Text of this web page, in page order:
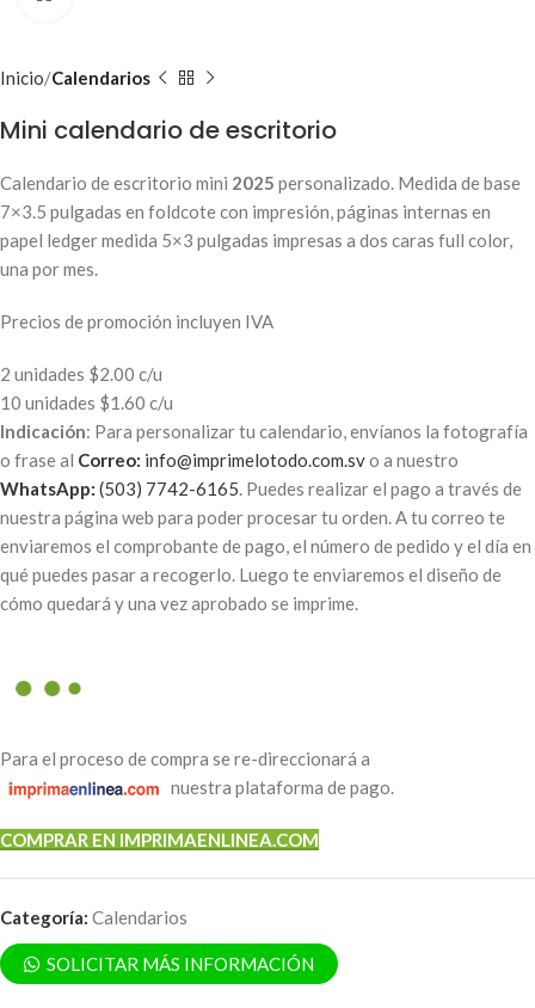
Inicio Calendarios
Mini calendario de escritorio
Calendario de escritorio mini 2025 personalizado. Medida de base
7×3.5 pulgadas en foldcote con impresión, páginas internas en
papel ledger medida 5×3 pulgadas impresas a dos caras full color,
una por mes.
Precios de promoción incluyen IVA
2 unidades $2.00 c/u
10 unidades $1.60 c/u
Indicación: Para personalizar tu calendario, envíanos la fotografía
o frase al Correo: info@imprimelotodo.com.svo a nuestro
WhatsApp: (503) 7742-6165. Puedes realizar el pago a través de
nuestra página web para poder procesar tu orden. A tu correo te
enviaremos el comprobante de pago, el número de pedido y el día en
qué puedes pasar a recogerlo. Luego te enviaremos el diseño de
cómo quedará y una vez aprobado se imprime.
Para el proceso de compra se re-direccionará a
nuestra plataforma de pago.
COMPRAR EN IMPRIMAENLINEA.COM
Categoría: Calendarios
SOLICITAR MÁS INFORMACIÓN